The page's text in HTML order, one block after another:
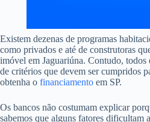
Existem dezenas de programas
como privados e até de construtoras
imóvel em Jaguariúna. Contudo, todos
de critérios que devem ser cumpridos
obtenha o financiamento em SP.
Os bancos não costumam explicar
sabemos que alguns fatores dificultam